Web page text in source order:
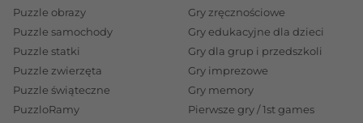
Puzzle obrazy
Puzzle samochody
Puzzle statki
Puzzle zwierzęta
Puzzle świąteczne
PuzzloRamy
Gry zręcznościowe
Gry edukacyjne dla dzieci
Gry dla grup i przedszkoli
Gry imprezowe
Gry memory
Pierwsze gry / 1st games